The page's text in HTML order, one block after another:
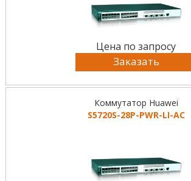
Цена по запросу
Заказать
Коммутатор Huawei
S5720S-28P-PWR-LI-AC